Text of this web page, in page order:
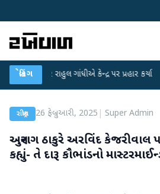
બ્રેકિંગ
પર રાહુલ ગાંધીએ કેન્દ્ર પર પ્રહાર કર્યા ●
રાષ્ટ્રીય 26 ફેબ્રુઆરી, 2025 Super Admin
અનુરાગ ઠાકુરે અરવિંદ કેજરીવાલ
કહ્યું- તે દારૂ કૌભાંડનો